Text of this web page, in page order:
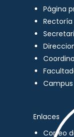
Página
Rectoría
Campus
Enlaces
Correo